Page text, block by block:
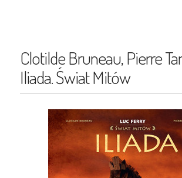
Clotilde Bruneau, Pierre
Iliada. Świat Mitów